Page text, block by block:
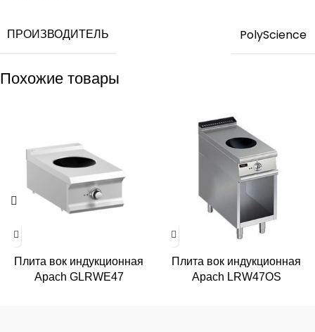
ПРОИЗВОДИТЕЛЬ PolyScience
Похожие товары
Плита вок индукционная
Apach GLRWE47
Плита вок индукционная
Apach LRW47OS